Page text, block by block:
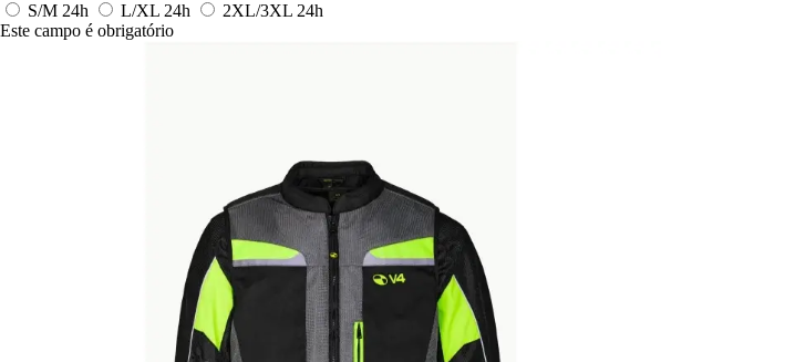
S/M 24h L/XL 24h 2XL/3XL 24h
Este campo é obrigatório